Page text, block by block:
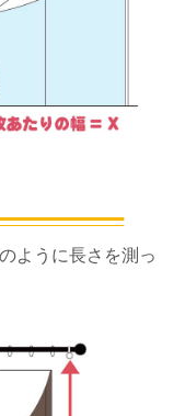
ように長さを測っ